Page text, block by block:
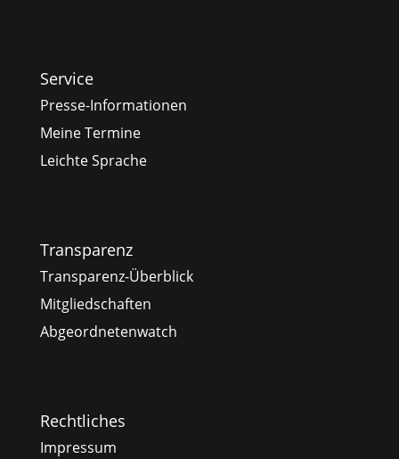
Service
Presse-Informationen
Meine Termine
Leichte Sprache
Transparenz
Transparenz-Überblick
Mitgliedschaften
Abgeordnetenwatch
Rechtliches
Impressum